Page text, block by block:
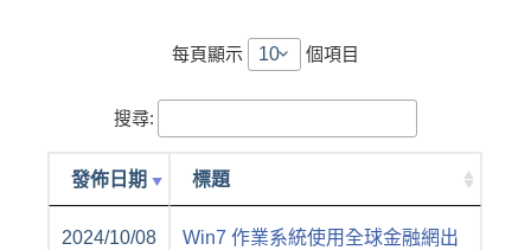
每頁顯示 個項目
搜尋:
發佈日期 標題
2024/10/08 Win7 作業系統使用全球金融網出